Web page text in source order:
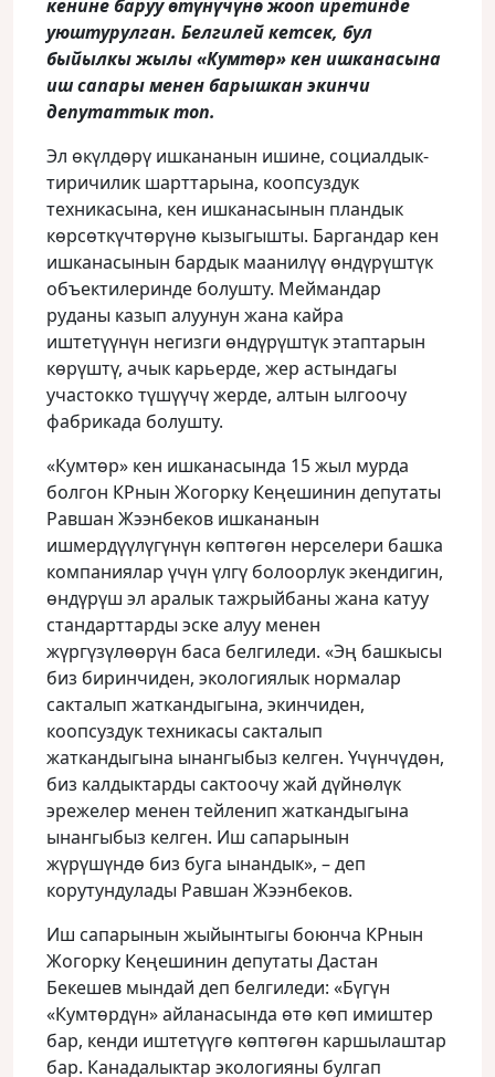
кенине баруу өтүнүчүнө жооп иретинде
уюштурулган. Белгилей кетсек, бул
быйылкы жылы «Кумтөр» кен ишканасына
иш сапары менен барышкан экинчи
депутаттык топ.
Эл өкүлдөрү ишкананын ишине, социалдык-
тиричилик шарттарына, коопсуздук
техникасына, кен ишканасынын пландык
көрсөткүчтөрүнө кызыгышты. Баргандар кен
ишканасынын бардык маанилүү өндүрүштүк
объектилеринде болушту. Меймандар
руданы казып алуунун жана кайра
иштетүүнүн негизги өндүрүштүк этаптарын
көрүштү, ачык карьерде, жер астындагы
участокко түшүүчү жерде, алтын ылгоочу
фабрикада болушту.
«Кумтөр» кен ишканасында 15 жыл мурда
болгон КРнын Жогорку Кеңешинин депутаты
Равшан Жээнбеков ишкананын
ишмердүүлүгүнүн көптөгөн нерселери башка
компаниялар үчүн үлгү болоорлук экендигин,
өндүрүш эл аралык тажрыйбаны жана катуу
стандарттарды эске алуу менен
жүргүзүлөөрүн баса белгиледи. «Эң башкысы
биз биринчиден, экологиялык нормалар
сакталып жаткандыгына, экинчиден,
коопсуздук техникасы сакталып
жаткандыгына ынангыбыз келген. Үчүнчүдөн,
биз калдыктарды сактоочу жай дүйнөлүк
эрежелер менен тейленип жаткандыгына
ынангыбыз келген. Иш сапарынын
жүрүшүндө биз буга ынандык», – деп
корутундулады Равшан Жээнбеков.
Иш сапарынын жыйынтыгы боюнча КРнын
Жогорку Кеңешинин депутаты Дастан
Бекешев мындай деп белгиледи: «Бүгүн
«Кумтөрдүн» айланасында өтө көп имиштер
бар, кенди иштетүүгө көптөгөн каршылаштар
бар. Канадалыктар экологияны булгап